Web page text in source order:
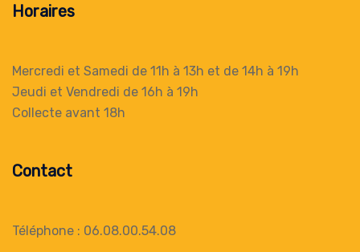
Horaires
Mercredi et Samedi de 11h à 13h et de 14h à 19h
Jeudi et Vendredi de 16h à 19h
Collecte avant 18h
Contact
Téléphone : 06.08.00.54.08